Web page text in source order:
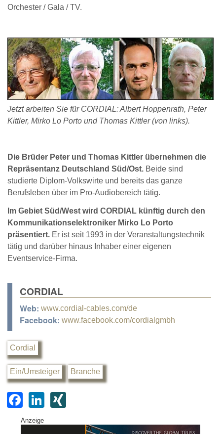
Orchester / Gala / TV.
Jetzt arbeiten Sie für CORDIAL: Albert Hoppenrath, Peter
Kittler, Mirko Lo Porto und Thomas Kittler (von links).
Die Brüder Peter und Thomas Kittler übernehmen die
Repräsentanz Deutschland Süd/Ost. Beide sind
studierte Diplom-Volkswirte und bereits das ganze
Berufsleben über im Pro-Audiobereich tätig.
Im Gebiet Süd/West wird CORDIAL künftig durch den
Kommunikationselektroniker Mirko Lo Porto
präsentiert. Er ist seit 1993 in der Veranstaltungstechnik
tätig und darüber hinaus Inhaber einer eigenen
Eventservice-Firma.
CORDIAL
Web: www.cordial-cables.com/de
Facebook: www.facebook.com/cordialgmbh
Cordial
Ein/Umsteiger Branche
F
a
c
Li
k
G
Anzeige